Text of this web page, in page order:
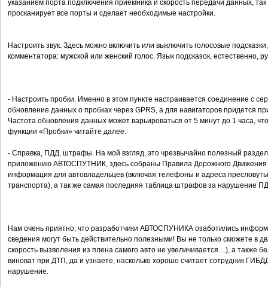
указанием порта подключения приемника и скорость передачи данных,
просканирует все порты и сделает необходимые настройки.
Настроить звук. Здесь можно включить или выключить голосовые
комментатора: мужской или женский голос. Язык подсказок, естественно,
- Настроить пробки. Именно в этом пункте настраивается соединение с
обновление данных о пробках через GPRS, а для навигаторов придется
Частота обновления данных может варьироваться от 5 минут до 1 часа,
функции «Пробки» читайте далее.
- Справка, ПДД, штрафы. На мой взгляд, это чрезвычайно полезный
приложению АВТОСПУТНИК, здесь собраны Правила Дорожного Движения
информация для автовладельцев (включая телефоны и адреса
транспорта), а так же самая последняя таблица штрафов за нарушение
Нам очень приятно, что разработчики АВТОСПУНИКА озаботились
сведения могут быть действительно полезными! Вы не только сможете в
скорость вызволения из плена самого авто не увеличивается…), а также
виноват при ДТП, да и узнаете, насколько хорошо считает сотрудник
нарушение.